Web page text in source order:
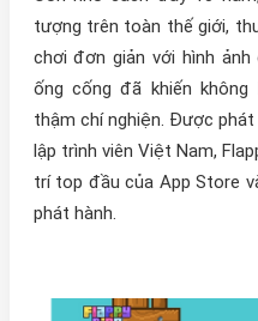
tượng trên toàn thế giới,
chơi đơn giản với hình ảnh
ống cống đã khiến
thậm chí nghiện. Được
lập trình viên Việt Nam,
trí top đầu của App Store
phát hành.